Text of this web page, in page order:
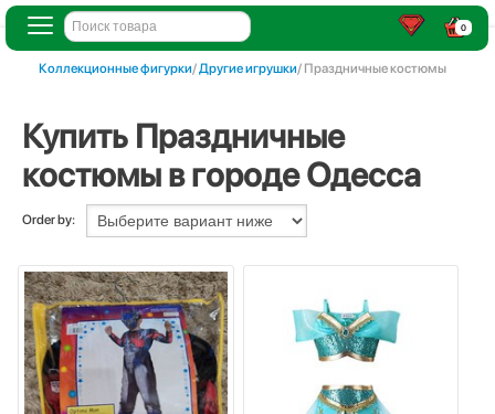
0
Коллекционные фигурки/Другие игрушки/ Праздничные костюмы
Купить Праздничные
костюмы в городе Одесса
Order by: